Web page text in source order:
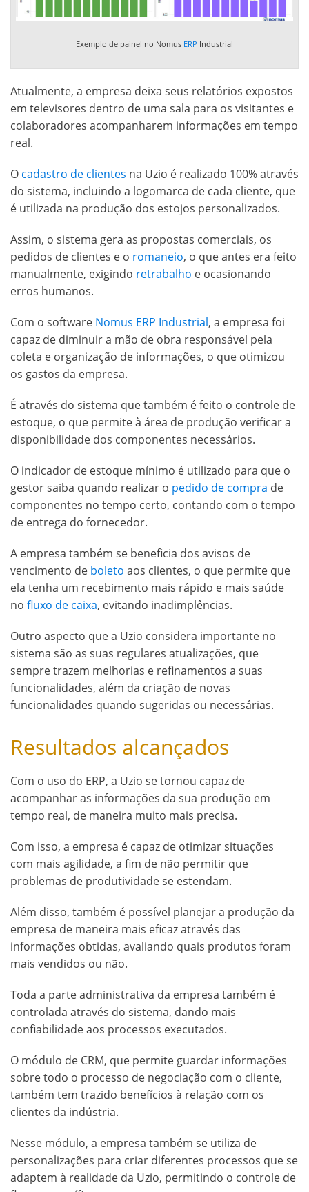
Exemplo de painel no Nomus ERP Industrial
Atualmente, a empresa deixa seus relatórios expostos
em televisores dentro de uma sala para os visitantes e
colaboradores acompanharem informações em tempo
real.
O cadastro de clientes na Uzio é realizado 100% através
do sistema, incluindo a logomarca de cada cliente, que
é utilizada na produção dos estojos personalizados.
Assim, o sistema gera as propostas comerciais, os
pedidos de clientes e o romaneio, o que antes era feito
manualmente, exigindo retrabalho e ocasionando
erros humanos.
Com o software Nomus ERP Industrial, a empresa foi
capaz de diminuir a mão de obra responsável pela
coleta e organização de informações, o que otimizou
os gastos da empresa.
É através do sistema que também é feito o controle de
estoque, o que permite à área de produção verificar a
disponibilidade dos componentes necessários.
O indicador de estoque mínimo é utilizado para que o
gestor saiba quando realizar o pedido de compra de
componentes no tempo certo, contando com o tempo
de entrega do fornecedor.
A empresa também se beneficia dos avisos de
vencimento de boleto aos clientes, o que permite que
ela tenha um recebimento mais rápido e mais saúde
no fluxo de caixa, evitando inadimplências.
Outro aspecto que a Uzio considera importante no
sistema são as suas regulares atualizações, que
sempre trazem melhorias e refinamentos a suas
funcionalidades, além da criação de novas
funcionalidades quando sugeridas ou necessárias.
Resultados alcançados
Com o uso do ERP, a Uzio se tornou capaz de
acompanhar as informações da sua produção em
tempo real, de maneira muito mais precisa.
Com isso, a empresa é capaz de otimizar situações
com mais agilidade, a fim de não permitir que
problemas de produtividade se estendam.
Além disso, também é possível planejar a produção da
empresa de maneira mais eficaz através das
informações obtidas, avaliando quais produtos foram
mais vendidos ou não.
Toda a parte administrativa da empresa também é
controlada através do sistema, dando mais
confiabilidade aos processos executados.
O módulo de CRM, que permite guardar informações
sobre todo o processo de negociação com o cliente,
também tem trazido benefícios à relação com os
clientes da indústria.
Nesse módulo, a empresa também se utiliza de
personalizações para criar diferentes processos que se
adaptem à realidade da Uzio, permitindo o controle de